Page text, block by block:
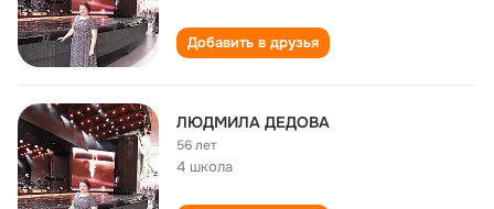
Добавить в друзья
ЛЮДМИЛА ДЕДОВА
56 лет
4 школа